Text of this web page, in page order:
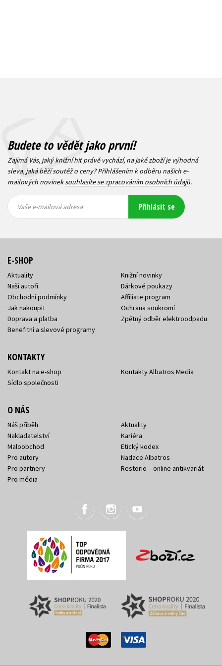
Budete to vědět jako první!
Zajímá Vás, jaký knižní hit právě vychází, na jaké zboží je výhodná
sleva, jaká běží soutěž o ceny? Přihlášením k odběru našich e-
mailových novineksouhlasíte se zpracováním osobních údajů.
mailová
mailová
Vaše e-mailová adresa Přihlásit se
E-SHOP
Aktuality
Naši autoři
Obchodní podmínky
Jak nakoupit
Doprava a platba
Benefitní a slevové programy
Knižní novinky
Dárkové poukazy
Affiliate program
Ochrana soukromí
Zpětný odběr elektroodpadu
KONTAKTY
Kontakt na e-shop
Sídlo společnosti
Kontakty Albatros Media
O NÁS
Náš příběh
Nakladatelství
Maloobchod
Pro autory
Pro partnery
Pro média
Aktuality
Kariéra
Etický kodex
Nadace Albatros
Restorio – online antikvariát